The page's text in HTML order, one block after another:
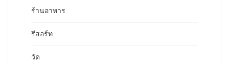
ร้านอาหาร
รีสอร์ท
วัด